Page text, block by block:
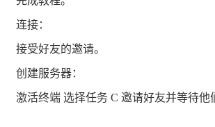
你们将以四人小队的形式出动，紧密协
共赢，或者只身死去。
连接：
接受好友的邀请。
创建服务器：
激活终端 选择任务 C 邀请好友并等待他